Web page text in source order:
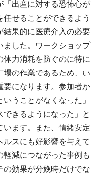
「出産に対する恐怖心が
せることができるよう
結果的に医療介入の必要
ました。ワークショップ
体力消耗を防ぐのに特に
場の作業であるため、い
要になります。参加者か
うことがなくなった」
できるようになった」と
います。また、情緒安定
ルスにも好影響を与えて
軽減につながった事例も
の効果が分娩時だけでな